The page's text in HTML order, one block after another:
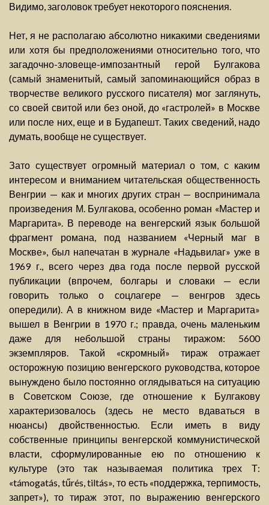
Видимо, заголовок требует некоторого пояснения.
Нет, я не располагаю абсолютно никакими сведениями
или хотя бы предположениями относительно того, что
загадочно-зловеще-импозантный герой Булгакова
(самый знаменитый, самый запоминающийся образ в
творчестве великого русского писателя) мог заглянуть,
со своей свитой или без оной, до «гастролей» в Москве
или после них, еще и в Будапешт. Таких сведений, надо
думать, вообще не существует.
Зато существует огромный материал о том, с каким
интересом и вниманием читательская общественность
Венгрии — как и многих других стран — воспринимала
произведения М. Булгакова, особенно роман «Мастер и
Маргарита». В переводе на венгерский язык большой
фрагмент романа, под названием «Черный маг в
Москве», был напечатан в журнале «Надьвилаг» уже в
1969 г., всего через два года после первой русской
публикации (впрочем, болгары и словаки — если
говорить только о соцлагере — венгров здесь
опередили). А в книжном виде «Мастер и Маргарита»
вышел в Венгрии в 1970 г.; правда, очень маленьким
даже для небольшой страны тиражом: 5600
экземпляров. Такой «скромный» тираж отражает
осторожную позицию венгерского руководства, которое
вынуждено было постоянно оглядываться на ситуацию
в Советском Союзе, где отношение к Булгакову
характеризовалось (здесь не место вдаваться в
нюансы) двойственностью. Если иметь в виду
собственные принципы венгерской коммунистической
власти, сформулированные ею по отношению к
культуре (это так называемая политика трех Т:
«támogatás, tűrés, tiltás», то есть «поддержка, терпимость,
запрет»), то тираж этот, по выражению венгерского